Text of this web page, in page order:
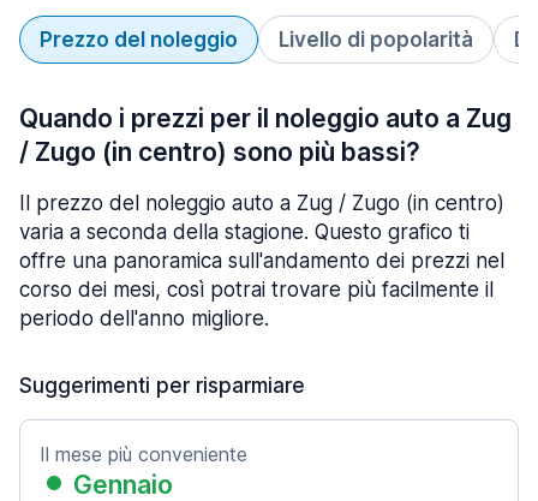
Prezzo del noleggio Livello di popolarità
Quando i prezzi per il noleggio auto a Zug
/ Zugo (in centro) sono più bassi?
Il prezzo del noleggio auto a Zug / Zugo (in centro)
varia a seconda della stagione. Questo grafico ti
offre una panoramica sull'andamento dei prezzi nel
corso dei mesi, così potrai trovare più facilmente il
periodo dell'anno migliore.
Suggerimenti per risparmiare
Il mese più conveniente
Gennaio